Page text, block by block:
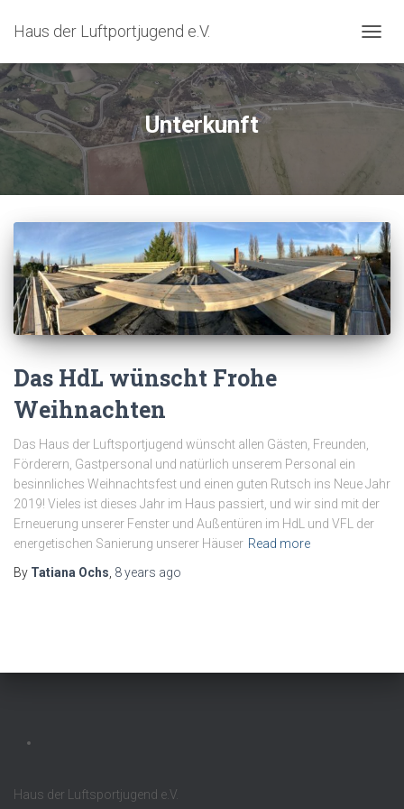
Haus der Luftportjugend e.V.
Unterkunft
Das HdL wünscht Frohe
Weihnachten
Das Haus der Luftsportjugend wünscht allen Gästen, Freunden,
Förderern, Gastpersonal und natürlich unserem Personal ein
besinnliches Weihnachtsfest und einen guten Rutsch ins Neue Jahr
2019! Vieles ist dieses Jahr im Haus passiert, und wir sind mit der
Erneuerung unserer Fenster und Außentüren im HdL und VFL der
energetischen Sanierung unserer Häuser Read more
By Tatiana Ochs 8 years ago
Haus der Luftsportjugend e.V.